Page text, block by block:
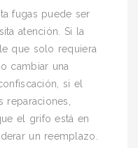
fugas puede ser
atención. Si la
que solo requiera
cambiar una
si el
el grifo está en
un reemplazo.